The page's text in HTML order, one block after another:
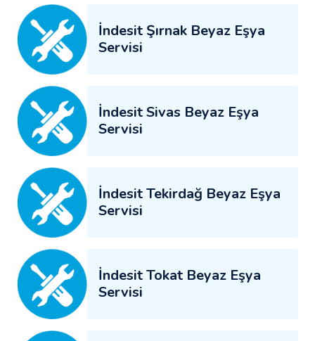
İndesit Şırnak Beyaz Eşya
Servisi
İndesit Sivas Beyaz Eşya
Servisi
İndesit Tekirdağ Beyaz Eşya
Servisi
İndesit Tokat Beyaz Eşya
Servisi